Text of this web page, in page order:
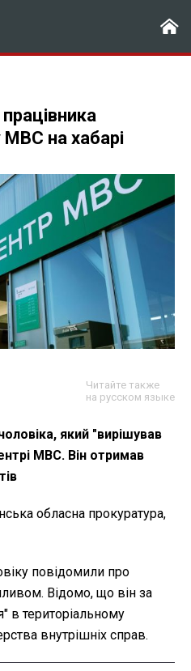
МВС на хабарі
Читайте также
на русском языке
який "вирішував
МВС. Він отримав
обласна прокуратура,
повідомили про
Відомо, що він за
в територіальному
внутрішніх справ.